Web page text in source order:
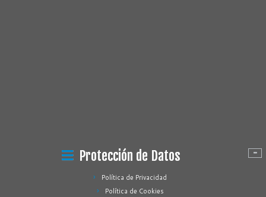
Protección de Datos
Política de Privacidad
Política de Cookies